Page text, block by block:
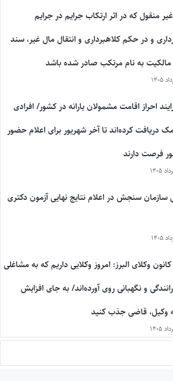
منقول که در اثر ارتکاب جرایم در جرایم
و در حکم کلاهبرداری و انتقال مال غیر، سند
به نام مرتکب صادر شده باشد
احراز اقامت مشمولان یارانه در کشور/ افرادی
دریافت کرده‌اند تا آخر شهریور برای اعلام حضور
فرصت دارند
سازمان سنجش در اعلام نتایج نهایی آزمون دکتری
وکلای البرز: امروز وکلایی داریم که به مشاغلی
و نگهبانی روی آورده‌اند/ به جای افزایش
وکیل، قاضی جذب کنید